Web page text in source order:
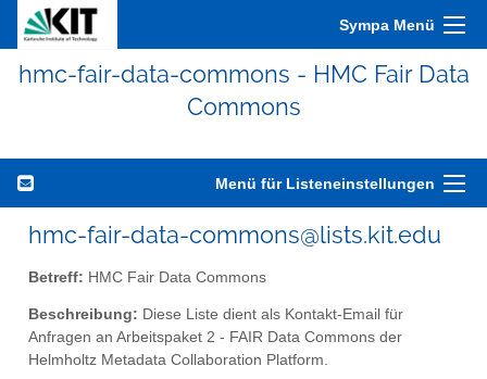
Sympa Menü
hmc-fair-data-commons - HMC Fair Data
Commons
Menü für Listeneinstellungen
hmc-fair-data-commons@lists.kit.edu
Betreff: HMC Fair Data Commons
Beschreibung: Diese Liste dient als Kontakt-Email für
Anfragen an Arbeitspaket 2 - FAIR Data Commons der
Helmholtz Metadata Collaboration Platform.